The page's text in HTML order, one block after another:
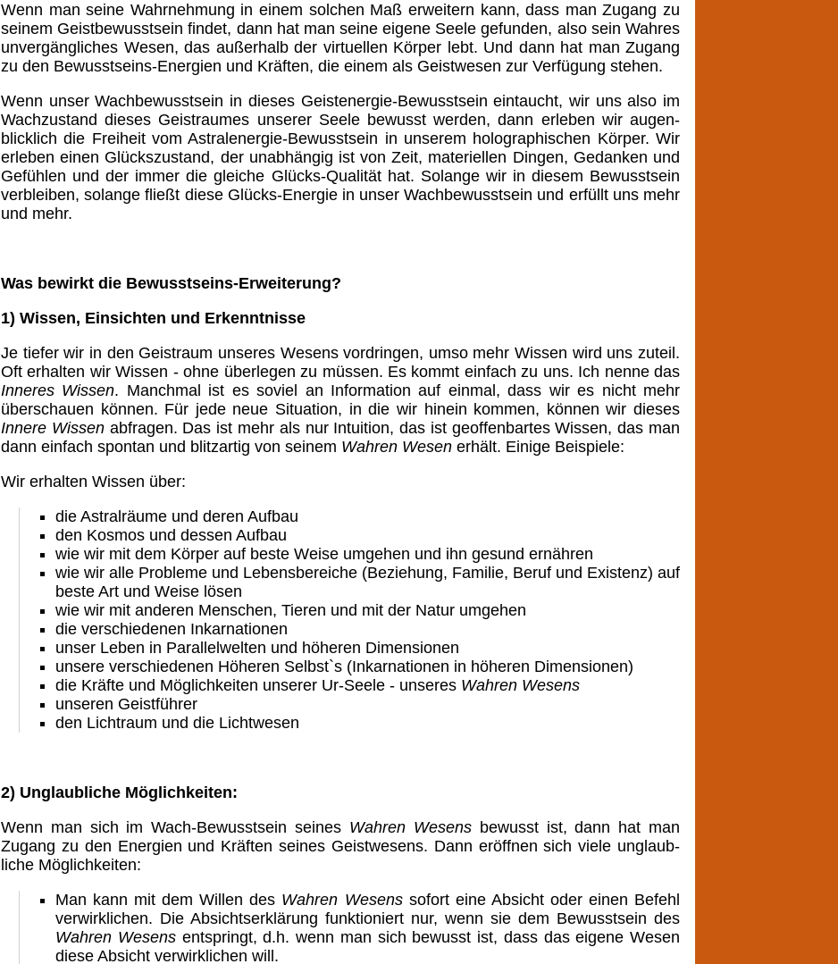
Wenn man seine Wahrnehmung in einem solchen Maß erweitern kann, dass man Zugang zu
seinem Geistbewusstsein findet, dann hat man seine eigene Seele gefunden, also sein Wahres
unvergängliches Wesen, das außerhalb der virtuellen Körper lebt. Und dann hat man Zugang
zu den Bewusstseins-Energien und Kräften, die einem als Geistwesen zur Verfügung stehen.
Wenn unser Wachbewusstsein in dieses Geistenergie-Bewusstsein eintaucht, wir uns also im
Wachzustand dieses Geistraumes unserer Seele bewusst werden, dann erleben wir augen-
blicklich die Freiheit vom Astralenergie-Bewusstsein in unserem holographischen Körper. Wir
erleben einen Glückszustand, der unabhängig ist von Zeit, materiellen Dingen, Gedanken und
Gefühlen und der immer die gleiche Glücks-Qualität hat. Solange wir in diesem Bewusstsein
verbleiben, solange fließt diese Glücks-Energie in unser Wachbewusstsein und erfüllt uns mehr
und mehr.
Was bewirkt die Bewusstseins-Erweiterung?
1) Wissen, Einsichten und Erkenntnisse
Je tiefer wir in den Geistraum unseres Wesens vordringen, umso mehr Wissen wird uns zuteil.
Oft erhalten wir Wissen - ohne überlegen zu müssen. Es kommt einfach zu uns. Ich nenne das
Inneres Wissen. Manchmal ist es soviel an Information auf einmal, dass wir es nicht mehr
überschauen können. Für jede neue Situation, in die wir hinein kommen, können wir dieses
Innere Wissenabfragen. Das ist mehr als nur Intuition, das ist geoffenbartes Wissen, das man
dann einfach spontan und blitzartig von seinem Wahren Wesen erhält. Einige Beispiele:
Wir erhalten Wissen über:
die Astralräume und deren Aufbau
den Kosmos und dessen Aufbau
wie wir mit dem Körper auf beste Weise umgehen und ihn gesund ernähren
wie wir alle Probleme und Lebensbereiche (Beziehung, Familie, Beruf und Existenz) auf
beste Art und Weise lösen
wie wir mit anderen Menschen, Tieren und mit der Natur umgehen
die verschiedenen Inkarnationen
unser Leben in Parallelwelten und höheren Dimensionen
unsere verschiedenen Höheren Selbst`s (Inkarnationen in höheren Dimensionen)
die Kräfte und Möglichkeiten unserer Ur-Seele - unseres Wahren Wesens
unseren Geistführer
den Lichtraum und die Lichtwesen
2) Unglaubliche Möglichkeiten:
Wenn man sich im Wach-Bewusstsein seines Wahren Wesensbewusst ist, dann hat man
Zugang zu den Energien und Kräften seines Geistwesens. Dann eröffnen sich viele unglaub-
liche Möglichkeiten:
Man kann mit dem Willen des Wahren Wesenssofort eine Absicht oder einen Befehl
verwirklichen. Die Absichtserklärung funktioniert nur, wenn sie dem Bewusstsein des
Wahren Wesens entspringt, d.h. wenn man sich bewusst ist, dass das eigene Wesen
diese Absicht verwirklichen will.